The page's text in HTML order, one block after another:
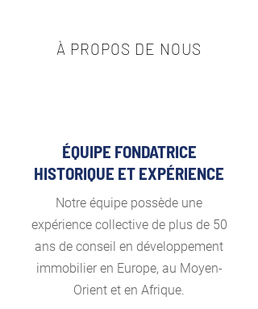
À PROPOS DE NOUS
ÉQUIPE FONDATRICE
HISTORIQUE ET EXPÉRIENCE
Notre équipe possède une
expérience collective de plus de 50
ans de conseil en développement
immobilier en Europe, au Moyen-
Orient et en Afrique.